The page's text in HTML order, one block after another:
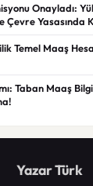
Onayladı:
Çevre Yasasında
Temel Maaş
Taban Maaş
Yazar Türk